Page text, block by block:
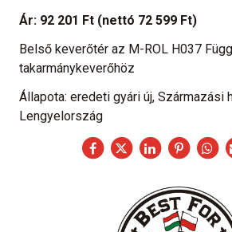
Ár: 92 201 Ft (nettó 72 599 Ft)
Belső keverőtér az M-ROL H037
takarmánykeverőhöz
Állapota: eredeti gyári új, Származási
Lengyelország